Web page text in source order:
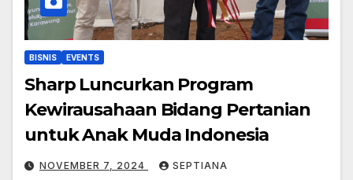
BISNIS EVENTS
Sharp Luncurkan Program
Kewirausahaan Bidang Pertanian
untuk Anak Muda Indonesia
NOVEMBER 7, 2024 SEPTIANA